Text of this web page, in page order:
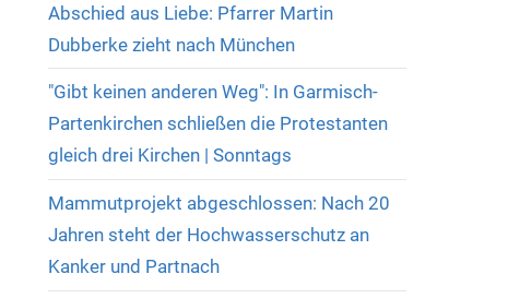
Abschied aus Liebe: Pfarrer Martin
Dubberke zieht nach München
"Gibt keinen anderen Weg": In Garmisch-
Partenkirchen schließen die Protestanten
gleich drei Kirchen | Sonntags
Mammutprojekt abgeschlossen: Nach 20
Jahren steht der Hochwasserschutz an
Kanker und Partnach